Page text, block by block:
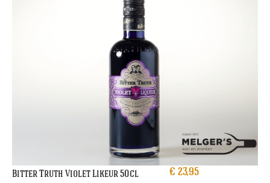
Bitter Truth Violet Likeur 50cl € 23,95